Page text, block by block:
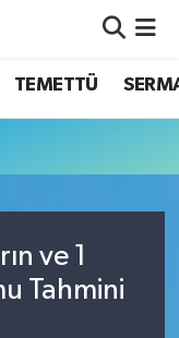
TEMETTÜ
ve 1
Tahmini